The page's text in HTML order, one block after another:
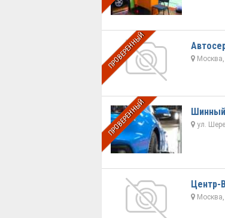
ПРОВЕРЕННЫЙ Москва,
ПРОВЕРЕННЫЙ ул.
Центр-
Москва,